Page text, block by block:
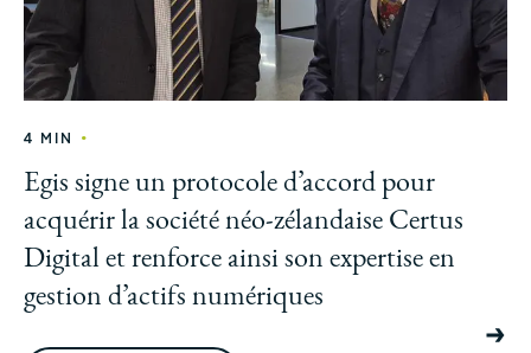
4 MIN •
Egis signe un protocole d’accord pour
acquérir la société néo-zélandaise Certus
Digital et renforce ainsi son expertise en
gestion d’actifs numériques